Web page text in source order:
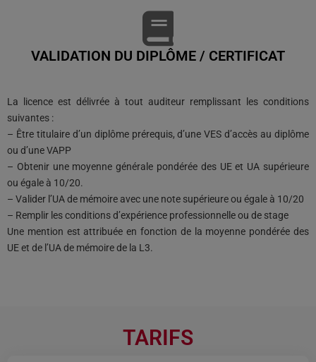
VALIDATION DU DIPLÔME / CERTIFICAT
La licence est délivrée à tout auditeur remplissant les conditions
suivantes :
– Être titulaire d’un diplôme prérequis, d’une VES d’accès au diplôme
ou d’une VAPP
– Obtenir une moyenne générale pondérée des UE et UA supérieure
ou égale à 10/20.
– Valider l’UA de mémoire avec une note supérieure ou égale à 10/20
– Remplir les conditions d’expérience professionnelle ou de stage
Une mention est attribuée en fonction de la moyenne pondérée des
UE et de l’UA de mémoire de la L3.
TARIFS